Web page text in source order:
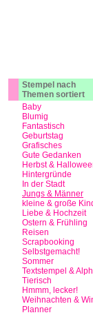
Stempel nach
Themen sortiert
Baby
Blumig
Fantastisch
Geburtstag
Grafisches
Gute Gedanken
Herbst &
Hintergründe
In der Stadt
Jungs & Männer
kleine & große
Liebe & Hochzeit
Ostern & Frühling
Reisen
Scrapbooking
Selbstgemacht!
Sommer
Textstempel &
Tierisch
Hmmm, lecker!
Weihnachten &
Planner